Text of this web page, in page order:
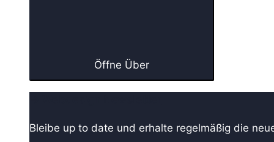
Öffne Über
Bleibe up to date und erhalte regelmäßig die